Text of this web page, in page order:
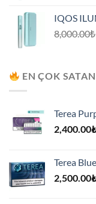
IQOS
8,000.00₺
EN ÇOK
Terea
2,400.00₺
Terea Blue
2,500.00₺